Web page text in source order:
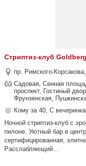
Стриптиз-клуб
пр. Римского-
Садовая, Сенная
проспект, Гостиный
Фрунзенская,
Кому за 40, С
Ночной стриптиз-клуб с
пилоне. Уютный бар в
сертифицированная,
Расслабляющий...